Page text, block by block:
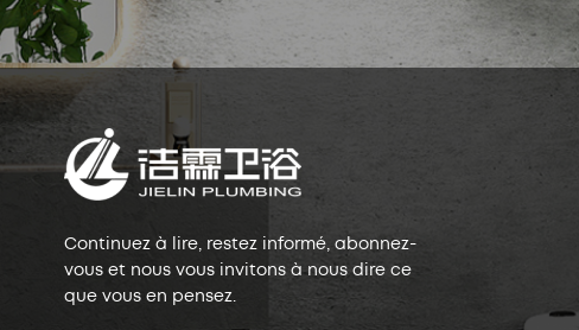
Continuez à lire, restez informé, abonnez-
vous et nous vous invitons à nous dire ce
que vous en pensez.